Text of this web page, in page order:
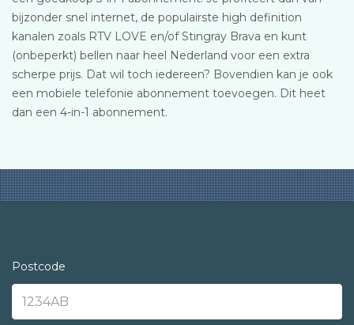
bijzonder snel internet, de populairste high definition
kanalen zoals RTV LOVE en/of Stingray Brava en kunt
(onbeperkt) bellen naar heel Nederland voor een extra
scherpe prijs. Dat wil toch iedereen? Bovendien kan je ook
een mobiele telefonie abonnement toevoegen. Dit heet
dan een 4-in-1 abonnement.
Postcode